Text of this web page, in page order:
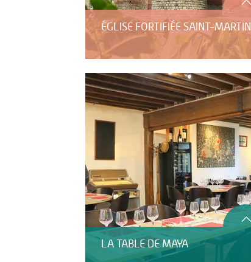
ÉGLISE FORTIFIÉE SAINT-MARTIN
LA TABLE DE MAYA